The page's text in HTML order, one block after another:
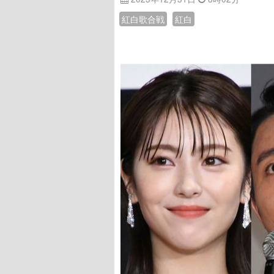
紅白歌合戦
紅白